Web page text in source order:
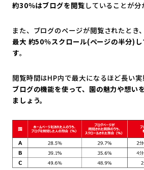
約30％はブログを閲覧 していることが分
また、ブログのページが閲覧されたとき、
最大 約50％スクロール(ページの半分)
す。
閲覧時間はHP内で最大になるほど長い実
ブログの機能を使って、園の魅力や想い
ましょう。